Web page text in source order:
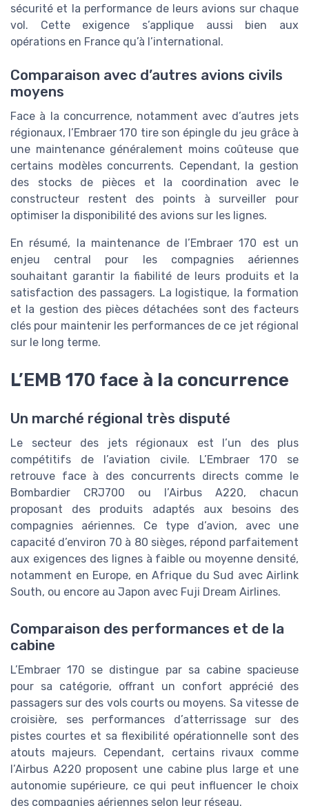
sécurité et la performance de leurs avions sur chaque
vol. Cette exigence s’applique aussi bien aux
opérations en France qu’à l’international.
Comparaison avec d’autres avions civils
moyens
Face à la concurrence, notamment avec d’autres jets
régionaux, l’Embraer 170 tire son épingle du jeu grâce à
une maintenance généralement moins coûteuse que
certains modèles concurrents. Cependant, la gestion
des stocks de pièces et la coordination avec le
constructeur restent des points à surveiller pour
optimiser la disponibilité des avions sur les lignes.
En résumé, la maintenance de l’Embraer 170 est un
enjeu central pour les compagnies aériennes
souhaitant garantir la fiabilité de leurs produits et la
satisfaction des passagers. La logistique, la formation
et la gestion des pièces détachées sont des facteurs
clés pour maintenir les performances de ce jet régional
sur le long terme.
L’EMB 170 face à la concurrence
Un marché régional très disputé
Le secteur des jets régionaux est l’un des plus
compétitifs de l’aviation civile. L’Embraer 170 se
retrouve face à des concurrents directs comme le
Bombardier CRJ700 ou l’Airbus A220, chacun
proposant des produits adaptés aux besoins des
compagnies aériennes. Ce type d’avion, avec une
capacité d’environ 70 à 80 sièges, répond parfaitement
aux exigences des lignes à faible ou moyenne densité,
notamment en Europe, en Afrique du Sud avec Airlink
South, ou encore au Japon avec Fuji Dream Airlines.
Comparaison des performances et de la
cabine
L’Embraer 170 se distingue par sa cabine spacieuse
pour sa catégorie, offrant un confort apprécié des
passagers sur des vols courts ou moyens. Sa vitesse de
croisière, ses performances d’atterrissage sur des
pistes courtes et sa flexibilité opérationnelle sont des
atouts majeurs. Cependant, certains rivaux comme
l’Airbus A220 proposent une cabine plus large et une
autonomie supérieure, ce qui peut influencer le choix
des compagnies aériennes selon leur réseau.